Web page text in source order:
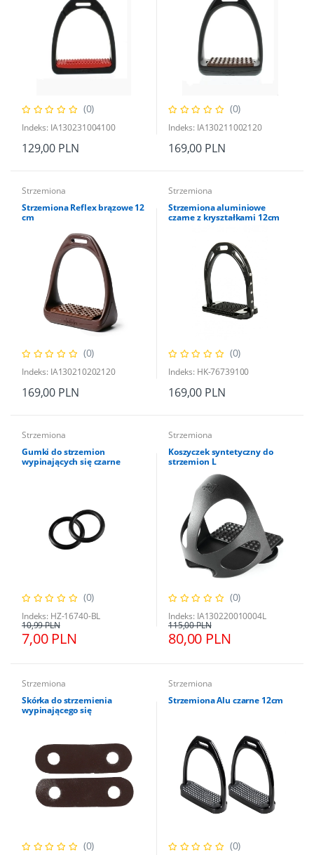
(0)
Indeks: IA130231004100
129,00 PLN
(0)
Indeks: IA130211002120
169,00 PLN
Strzemiona
Strzemiona Reflex brązowe 12
cm
(0)
Indeks: IA130210202120
169,00 PLN
Strzemiona
Strzemiona aluminiowe
czarne z kryształkami 12cm
(0)
Indeks: HK-76739100
169,00 PLN
Strzemiona
Gumki do strzemion
wypinających się czarne
(0)
Indeks: HZ-16740-BL
7,00 PLN
10,99 PLN
Strzemiona
Koszyczek syntetyczny do
strzemion L
(0)
Indeks: IA130220010004L
80,00 PLN
115,00 PLN
Strzemiona
Skórka do strzemienia
wypinającego się
(0)
Strzemiona
Strzemiona Alu czarne 12cm
(0)